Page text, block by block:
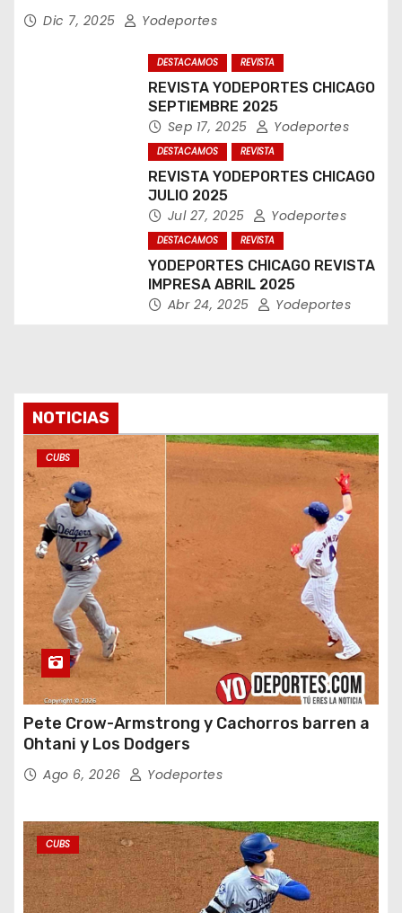
Dic 7, 2025 Yodeportes
DESTACAMOS REVISTA
REVISTA YODEPORTES CHICAGO
SEPTIEMBRE 2025
Sep 17, 2025 Yodeportes
DESTACAMOS REVISTA
REVISTA YODEPORTES CHICAGO
JULIO 2025
Jul 27, 2025 Yodeportes
DESTACAMOS REVISTA
YODEPORTES CHICAGO REVISTA
IMPRESA ABRIL 2025
Abr 24, 2025 Yodeportes
NOTICIAS
CUBS
Pete Crow-Armstrong y Cachorros barren a
Ohtani y Los Dodgers
Ago 6, 2026 Yodeportes
CUBS